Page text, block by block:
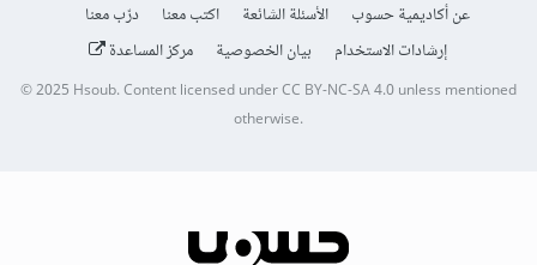
عن أكاديمية حسوب الأسئلة الشائعة اكتب معنا
درّب معنا
إرشادات الاستخدام
بيان الخصوصية مركز المساعدة
© 2025Hsoub.Content licensed underCC BY-NC-SA 4.0unless mentioned
otherwise.